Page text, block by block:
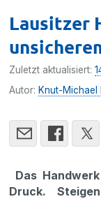
Lausitzer
Zuletzt aktualisiert:
Autor: Knut-Michael
Das
Druck.